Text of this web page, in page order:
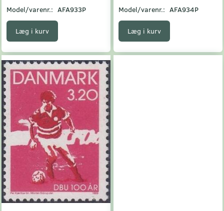
Model/varenr.: AFA933P
Læg i kurv
Model/varenr.: AFA934P
Læg i kurv